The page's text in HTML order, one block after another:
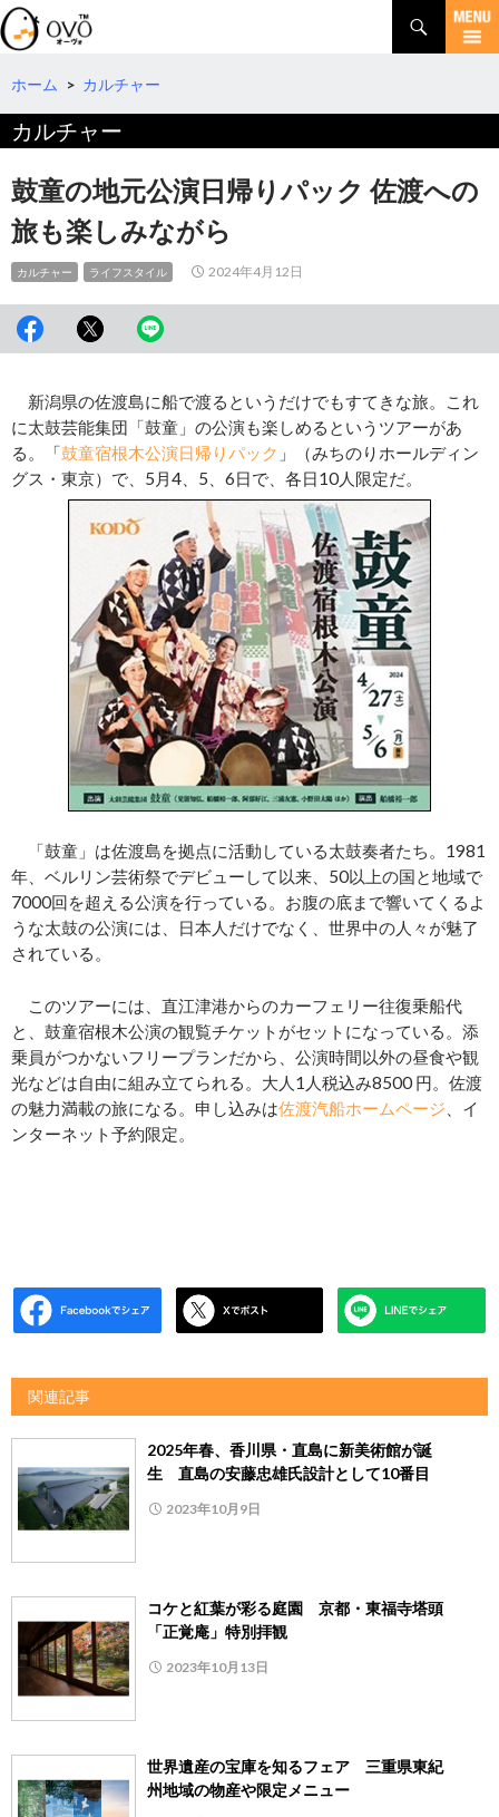
検
索
コ
テ
ツ
へ
移
動
ホーム > カルチャー
カルチャー
鼓童の地元公演日帰りパック 佐渡への
旅も楽しみながら
カルチャー ライフスタイル 2024年4月12日
新潟県の佐渡島に船で渡るというだけでもすてきな旅。これ
に太鼓芸能集団「鼓童」の公演も楽しめるというツアーがあ
る。「鼓童宿根木公演日帰りパック 」（みちのりホールディン
グス・東京）で、5月4、5、6日で、各日10人限定だ。
「鼓童」は佐渡島を拠点に活動している太鼓奏者たち。1981
年、ベルリン芸術祭でデビューして以来、50以上の国と地域で
7000回を超える公演を行っている。お腹の底まで響いてくるよ
うな太鼓の公演には、日本人だけでなく、世界中の人々が魅了
されている。
このツアーには、直江津港からのカーフェリー往復乗船代
と、鼓童宿根木公演の観覧チケットがセットになっている。添
乗員がつかないフリープランだから、公演時間以外の昼食や観
光などは自由に組み立てられる。大人1人税込み8500 円。佐渡
の魅力満載の旅になる。申し込みは佐渡汽船ホームページ 、イ
ンターネット予約限定。
関連記事
2025年春、香川県・直島に新美術館が誕
生 直島の安藤忠雄氏設計として10番目
2023年10月9日
コケと紅葉が彩る庭園 京都・東福寺塔頭
「正覚庵」特別拝観
2023年10月13日
世界遺産の宝庫を知るフェア 三重県東紀
州地域の物産や限定メニュー